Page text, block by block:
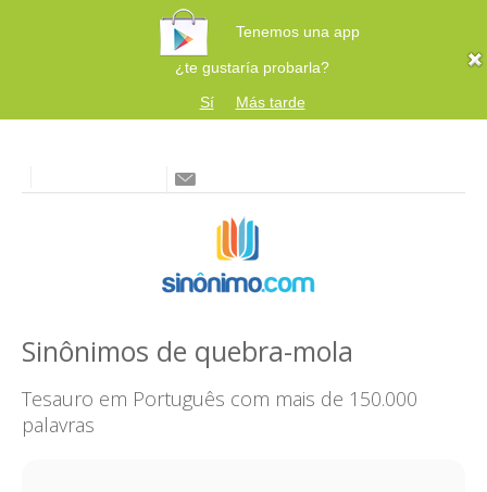
Tenemos una app
¿te gustaría probarla?
Sí
Más tarde
Sinônimos de quebra-mola
Tesauro em Português com mais de 150.000
palavras